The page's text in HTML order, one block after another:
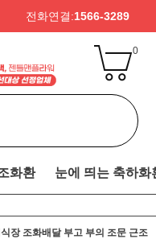
전화연결:1566-3289
0
화환 눈에 띄는 축하화
장 조화배달 부고 부의 조문 근조